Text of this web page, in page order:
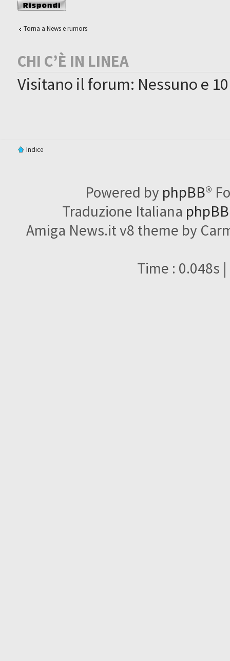
Rispondi al
messaggio
Torna a News e rumors
CHI C’È IN LINEA
Visitano il forum: Nessuno e
Indice
Powered by phpBB®
Traduzione Italiana
Amiga News.it v8 theme by
Time : 0.048s